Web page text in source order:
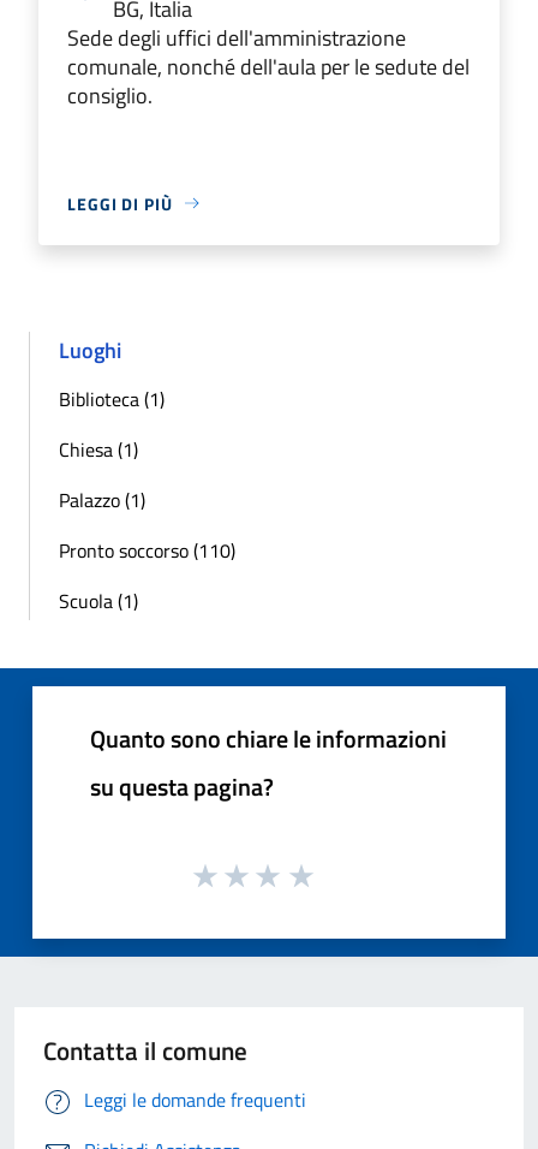
BG, Italia
Sede degli uffici dell'amministrazione
comunale, nonché dell'aula per le sedute del
consiglio.
LEGGI DI PIÙ
Luoghi
Biblioteca (1)
Chiesa (1)
Palazzo (1)
Pronto soccorso (110)
Scuola (1)
Quanto sono chiare le informazioni
su questa pagina?
Contatta il comune
Leggi le domande frequenti